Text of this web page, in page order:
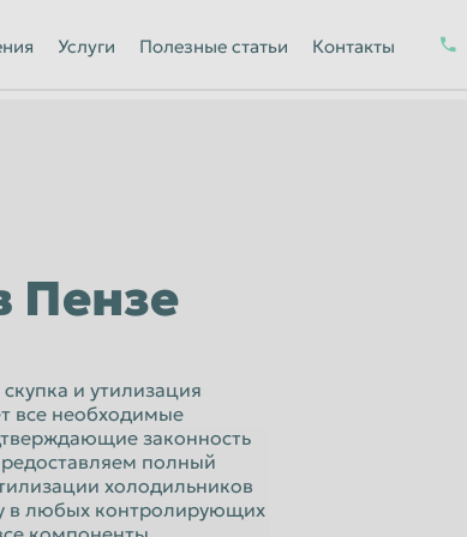
Новокузнецк
Услуги Полезные статьи Контакты
Пензе
и утилизация
все необходимые
законность
полный
холодильников
в любых контролирующих